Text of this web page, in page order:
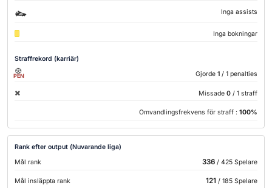
Inga assists
Inga bokningar
Straffrekord (karriär)
PEN Gjorde 1 / 1 penalties
Missade 0 / 1 straff
Omvandlingsfrekvens för straff : 100%
Rank efter output (Nuvarande liga)
Mål rank
336/ 425 Spelare
Mål insläppta rank 121 / 185 Spelare